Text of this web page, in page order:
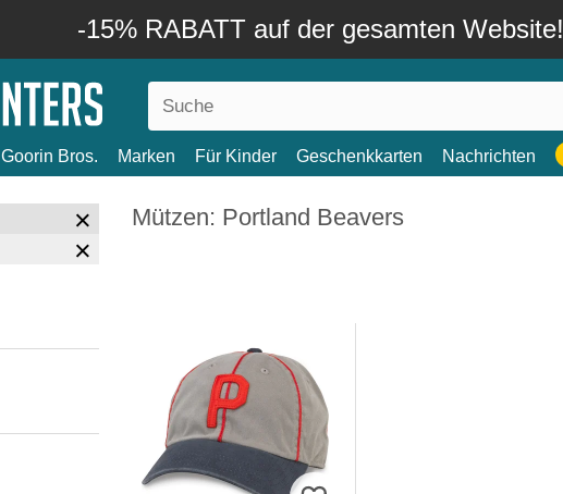
-15% RABATT auf der gesamten Website!
Goorin Bros. Marken Für Kinder Geschenkkarten Nachrichten
Mützen: Portland Beavers